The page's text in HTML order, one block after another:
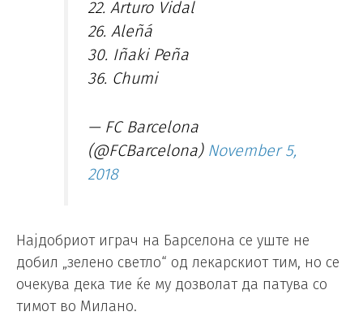
22. Arturo Vidal
26. Aleñá
30. Iñaki Peña
36. Chumi
— FC Barcelona
(@FCBarcelona) November 5,
2018
Најдобриот играч на Барселона се уште не
добил „зелено светло“ од лекарскиот тим, но се
очекува дека тие ќе му дозволат да патува со
тимот во Милано.